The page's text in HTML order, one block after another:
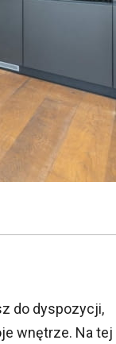
do dyspozycji,
wnętrze. Na tej